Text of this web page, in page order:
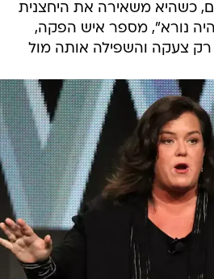
כשהיא משאירה את היחצנית
נורא", מספר איש הפקה,
צעקה והשפילה אותה מול